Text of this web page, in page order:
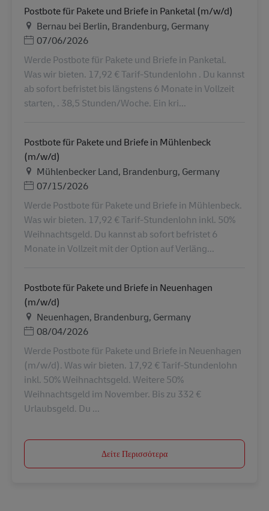
Postbote für Pakete und Briefe in Panketal (m/w/d)
Τοποθεσία
Bernau bei Berlin, Brandenburg, Germany
Ημερομηνία Ανάρτησης
07/06/2026
Werde Postbote für Pakete und Briefe in Panketal.
Was wir bieten. 17,92 € Tarif-Stundenlohn . Du kannst
ab sofort befristet bis längstens 6 Monate in Vollzeit
starten, . 38,5 Stunden/Woche. Ein kri...
Postbote für Pakete und Briefe in Mühlenbeck
(m/w/d)
Τοποθεσία
Mühlenbecker Land, Brandenburg, Germany
Ημερομηνία Ανάρτησης
07/15/2026
Werde Postbote für Pakete und Briefe in Mühlenbeck.
Was wir bieten. 17,92 € Tarif-Stundenlohn inkl. 50%
Weihnachtsgeld. Du kannst ab sofort befristet 6
Monate in Vollzeit mit der Option auf Verläng...
Postbote für Pakete und Briefe in Neuenhagen
(m/w/d)
Τοποθεσία
Neuenhagen, Brandenburg, Germany
Ημερομηνία Ανάρτησης
08/04/2026
Werde Postbote für Pakete und Briefe in Neuenhagen
(m/w/d). Was wir bieten. 17,92 € Tarif-Stundenlohn
inkl. 50% Weihnachtsgeld. Weitere 50%
Weihnachtsgeld im November. Bis zu 332 €
Urlaubsgeld. Du ...
Δείτε Περισσότερα